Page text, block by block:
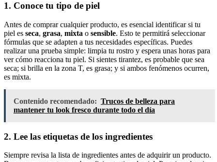
1. Conoce tu tipo de piel
Antes de comprar cualquier producto, es esencial identificar si tu
piel es seca, grasa, mixta o sensible. Esto te permitirá seleccionar
fórmulas que se adapten a tus necesidades específicas. Puedes
realizar una prueba simple: limpia tu rostro y espera unas horas para
ver cómo reacciona tu piel. Si sientes tirantez, es probable que sea
seca; si brilla en la zona T, es grasa; y si ambos fenómenos ocurren,
es mixta.
Contenido recomendado: Trucos de belleza para
mantener tu look fresco durante todo el día
2. Lee las etiquetas de los ingredientes
Siempre revisa la lista de ingredientes antes de adquirir un producto.